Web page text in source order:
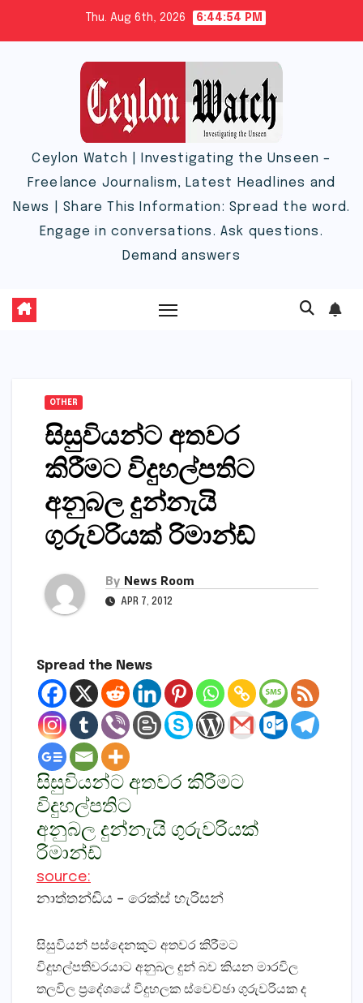
Thu. Aug 6th, 2026 6:44:55 PM
Ceylon Watch | Investigating the Unseen –
Freelance Journalism, Latest Headlines and
News | Share This Information: Spread the word.
Engage in conversations. Ask questions.
Demand answers
OTHER
සිසුවියන්ට අතවර
කිරීමට විදුහල්පතිට
අනුබල දුන්නැයි
ගුරුවරියක්‌ රිමාන්ඩ්
By News Room
APR 7, 2012
Spread the News
සිසුවියන්ට අතවර කිරීමට
විදුහල්පතිට
අනුබල දුන්නැයි ගුරුවරියක්‌
රිමාන්ඩ්
source:
නාත්තන්ඩිය – රෙක්‌ස්‌ හැරිසන්
සිසුවියන් පස්‌දෙනකුට අතවර කිරීමට
විදුහල්පතිවරයාට අනුබල දුන් බව කියන මාරවිල
තලවිල ප්‍රදේශයේ විදුහලක ස්‌වෙච්ඡා ගුරුවරියක ද